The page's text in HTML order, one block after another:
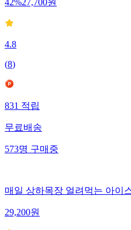
42%27,700원
4.8
(8)
831적립
무료배송
573명구매중
매일 상하목장 얼려먹는 아이
29,200원